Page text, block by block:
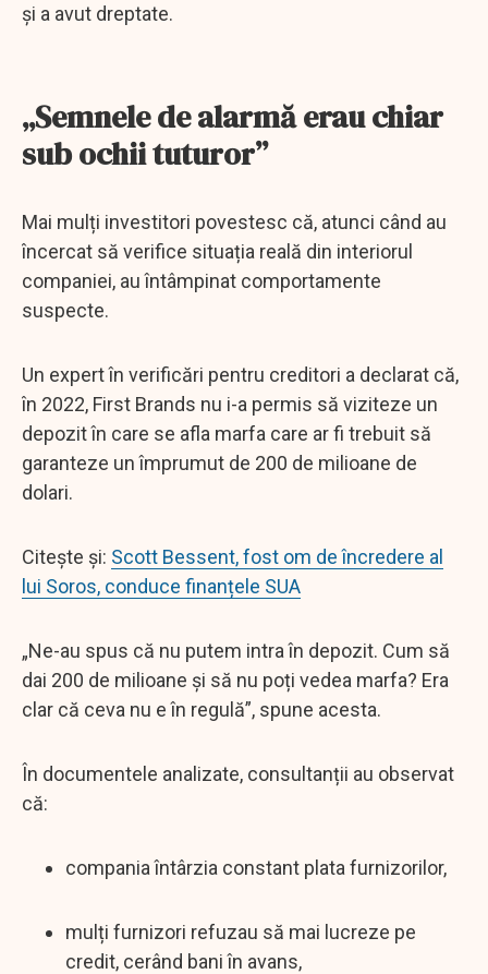
și a avut dreptate.
„Semnele de alarmă erau chiar
sub ochii tuturor”
Mai mulți investitori povestesc că, atunci când au
încercat să verifice situația reală din interiorul
companiei, au întâmpinat comportamente
suspecte.
Un expert în verificări pentru creditori a declarat că,
în 2022, First Brands nu i-a permis să viziteze un
depozit în care se afla marfa care ar fi trebuit să
garanteze un împrumut de 200 de milioane de
dolari.
Citește și: Scott Bessent, fost om de încredere al
lui Soros, conduce finanțele SUA
„Ne-au spus că nu putem intra în depozit. Cum să
dai 200 de milioane și să nu poți vedea marfa? Era
clar că ceva nu e în regulă”, spune acesta.
În documentele analizate, consultanții au observat
că:
compania întârzia constant plata furnizorilor,
mulți furnizori refuzau să mai lucreze pe
credit, cerând bani în avans,